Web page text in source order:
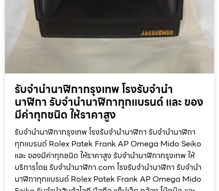
รับจำนำนาฬิกากรุงเทพ โรงรับจำนำ
นาฬิกา รับจำนำนาฬิกาทุกแบรนด์ และ ของ
มีค่าทุกชนิด ให้ราคาสูง
รับจำนำนาฬิกากรุงเทพ โรงรับจำนำนาฬิกา รับจำนำนาฬิกา
ทุกแบรนด์ Rolex Patek Frank AP Omega Mido Seiko
และ ของมีค่าทุกชนิด ให้ราคาสูง รับจำนำนาฬิกากรุงเทพ ให้
บริการโดย รับจํานํานาฬิกา.com โรงรับจำนำนาฬิกา รับจำนำ
นาฬิกาทุกแบรนด์ Rolex Patek Frank AP Omega Mido